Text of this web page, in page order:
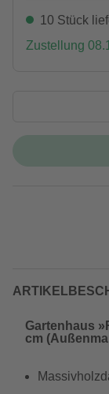
10 Stück
Zustellung
Gartenhaus
cm